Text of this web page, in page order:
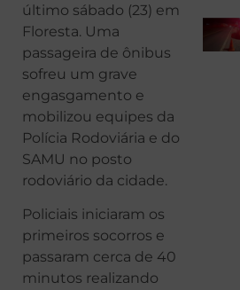
último sábado (23) em
Floresta. Uma
passageira de ônibus
sofreu um grave
engasgamento e
mobilizou equipes da
Polícia Rodoviária e do
SAMU no posto
rodoviário da cidade.
Policiais iniciaram os
primeiros socorros e
passaram cerca de 40
minutos realizando